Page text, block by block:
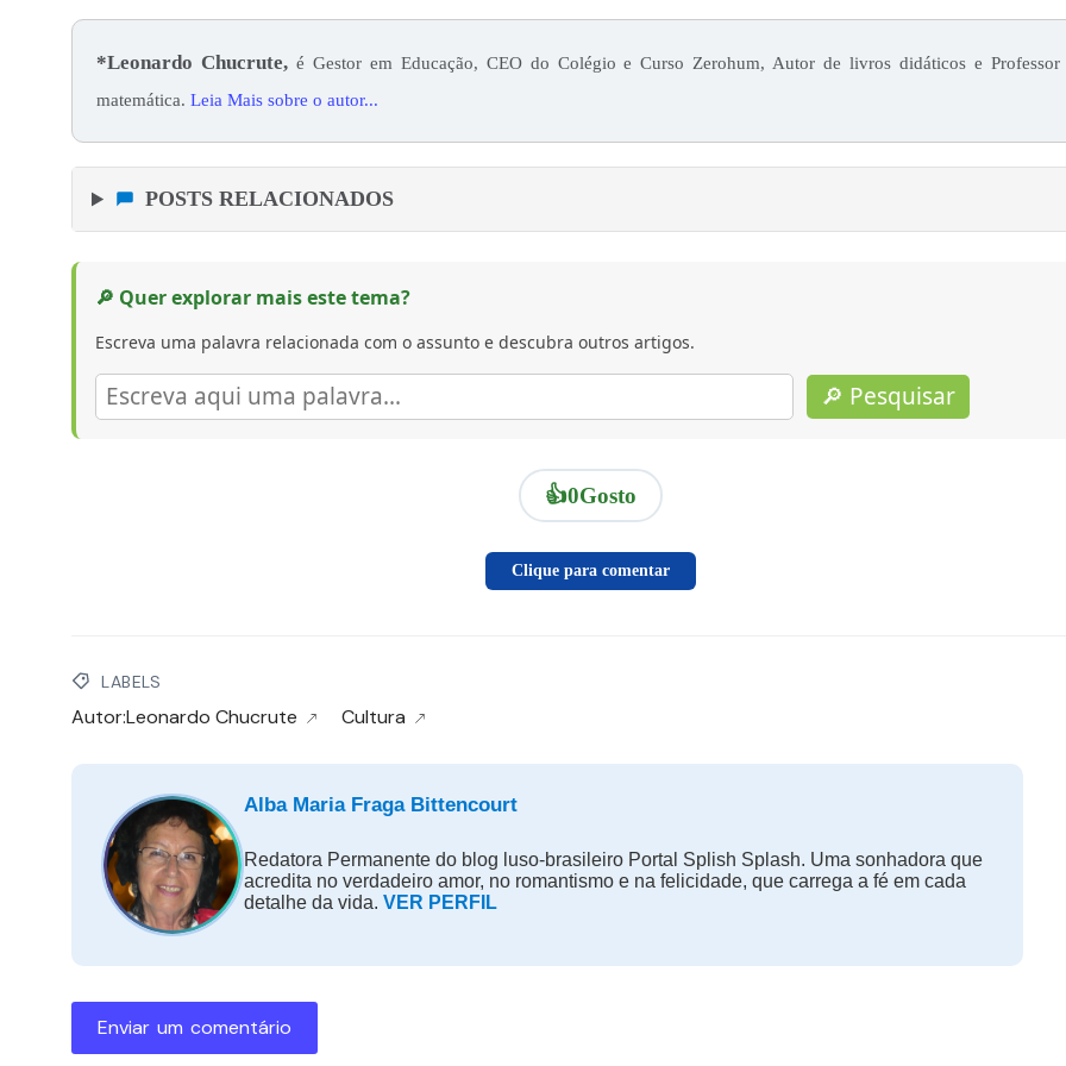
*Leonardo Chucrute, é Gestor em Educação, CEO do Colégio e Curso Zerohum, Autor de livros didáticos e Professor
matemática. Leia Mais sobre o autor...
POSTS RELACIONADOS
🔎 Quer explorar mais este tema?
Escreva uma palavra relacionada com o assunto e descubra outros artigos.
🔎 Pesquisar
👍0Gosto
Clique para comentar
LABELS
Autor:Leonardo Chucrute Cultura
Alba Maria Fraga Bittencourt
Redatora Permanente do blog luso-brasileiro Portal Splish Splash. Uma sonhadora que
acredita no verdadeiro amor, no romantismo e na felicidade, que carrega a fé em cada
detalhe da vida. VER PERFIL
Enviar um comentário